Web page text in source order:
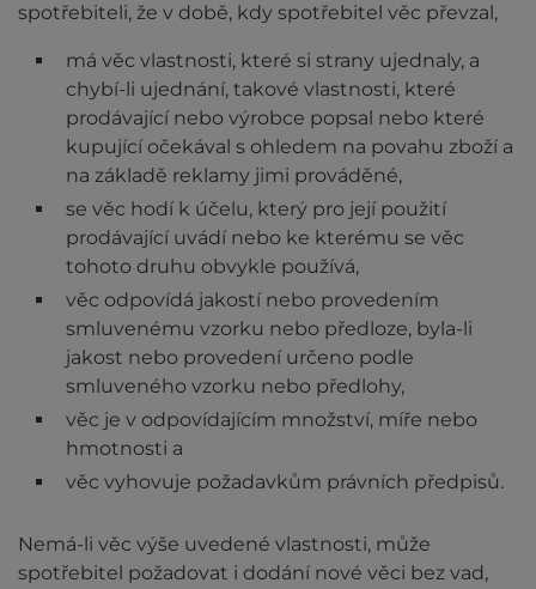
spotřebiteli, že v době, kdy spotřebitel věc převzal,
má věc vlastnosti, které si strany ujednaly, a
chybí-li ujednání, takové vlastnosti, které
prodávající nebo výrobce popsal nebo které
kupující očekával s ohledem na povahu zboží a
na základě reklamy jimi prováděné,
se věc hodí k účelu, který pro její použití
prodávající uvádí nebo ke kterému se věc
tohoto druhu obvykle používá,
věc odpovídá jakostí nebo provedením
smluvenému vzorku nebo předloze, byla-li
jakost nebo provedení určeno podle
smluveného vzorku nebo předlohy,
věc je v odpovídajícím množství, míře nebo
hmotnosti a
věc vyhovuje požadavkům právních předpisů.
Nemá-li věc výše uvedené vlastnosti, může
spotřebitel požadovat i dodání nové věci bez vad,